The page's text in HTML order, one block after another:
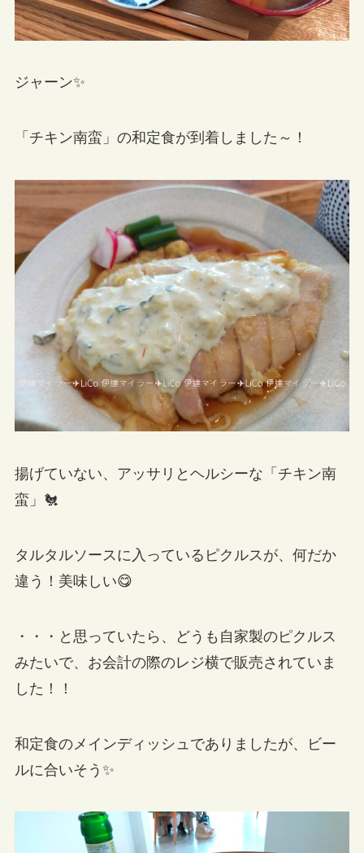
ジャーン✨
「チキン南蛮」の和定食が到着しました～！
揚げていない、アッサリとヘルシーな「チキン南
蛮」🐔
タルタルソースに入っているピクルスが、何だか
違う！美味しい😋
・・・と思っていたら、どうも自家製のピクルス
みたいで、お会計の際のレジ横で販売されていま
した！！
和定食のメインディッシュでありましたが、ビー
ルに合いそう✨